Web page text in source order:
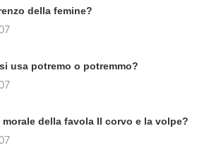
della femine?
usa potremo o potremmo?
morale della favola Il corvo e la volpe?